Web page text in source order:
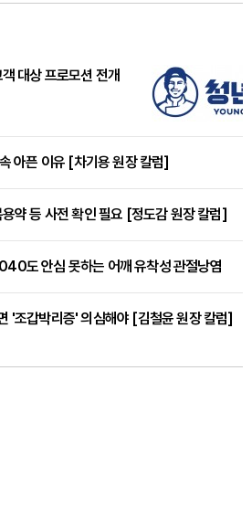
대상 프로모션 전개
아픈 이유 [차기용 원장 칼럼]
용약 등 사전 확인 필요 [정도감 원장 칼럼]
도 안심 못하는 어깨 유착성 관절낭염
'조갑박리증' 의심해야 [김철윤 원장 칼럼]